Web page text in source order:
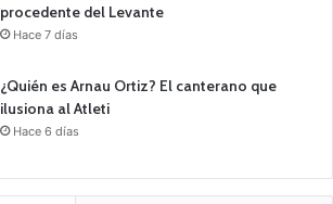
procedente del Levante
Hace 7 días
¿Quién es Arnau Ortiz? El canterano que
ilusiona al Atleti
Hace 6 días